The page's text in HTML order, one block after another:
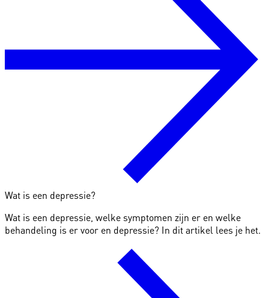
Wat is een depressie?
Wat is een depressie, welke symptomen zijn er en welke
behandeling is er voor en depressie? In dit artikel lees je het.